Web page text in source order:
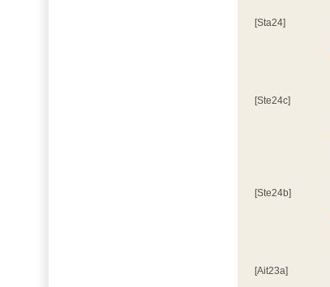
[Sta24]
[Ste24c]
[Ste24b]
[Ait23a]